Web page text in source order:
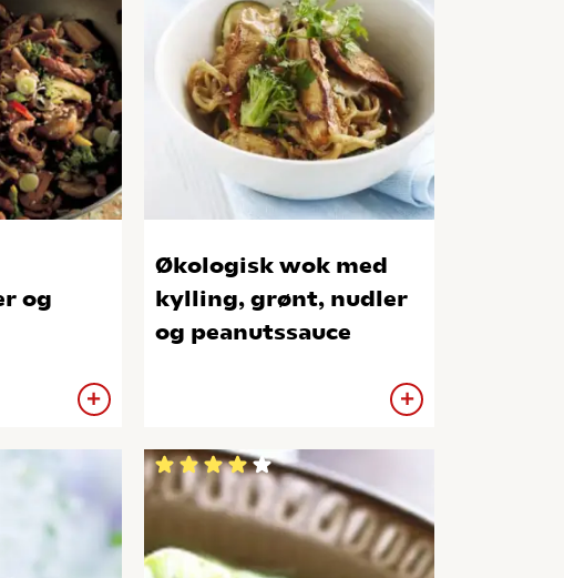
og
Økologisk wok med
kylling, grønt, nudler
og peanutssauce